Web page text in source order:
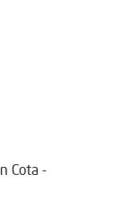
Cota -